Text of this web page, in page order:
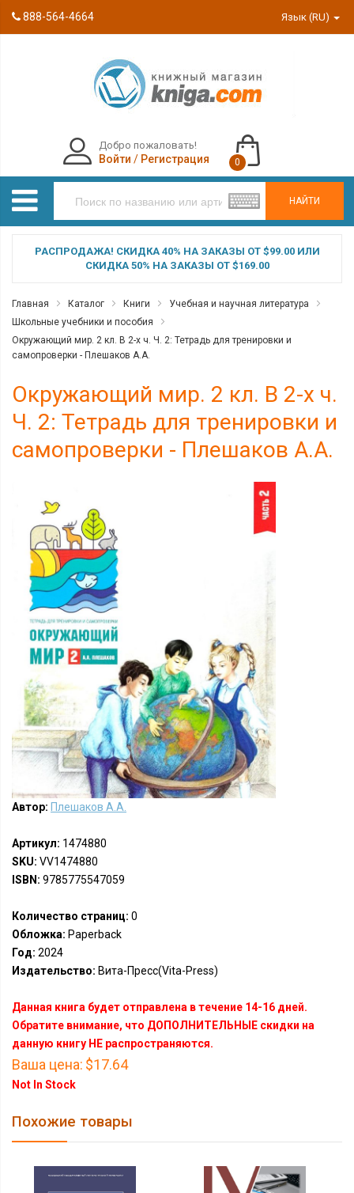
888-564-4664 Язык (RU)
НАЙТИ
Добро пожаловать!
Войти / Регистрация 0
РАСПРОДАЖА! СКИДКА 40% НА ЗАКАЗЫ ОТ $99.00 ИЛИ
СКИДКА 50% НА ЗАКАЗЫ ОТ $169.00
Главная Каталог Книги
Учебная и научная литература
Школьные учебники и пособия
Окружающий мир. 2 кл. В 2-х ч. Ч. 2: Тетрадь для тренировки и
самопроверки - Плешаков А.А.
Окружающий мир. 2 кл. В 2-х ч.
Ч. 2: Тетрадь для тренировки и
самопроверки - Плешаков А.А.
Автор: Плешаков А.А.
Артикул: 1474880
SKU: VV1474880
ISBN: 9785775547059
Количество страниц: 0
Обложка: Paperback
Год: 2024
Издательство: Вита-Пресс(Vita-Press)
Данная книга будет отправлена в течение 14-16 дней.
Обратите внимание, что ДОПОЛНИТЕЛЬНЫЕ скидки на
данную книгу НЕ распространяются.
Ваша цена: $17.64
Not In Stock
Похожие товары